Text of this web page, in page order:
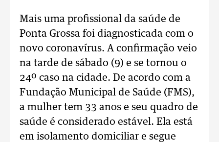
Mais uma profissional da saúde de
Ponta Grossa foi diagnosticada com o
novo coronavírus. A confirmação veio
na tarde de sábado (9) e se tornou o
24º caso na cidade. De acordo com a
Fundação Municipal de Saúde (FMS),
a mulher tem 33 anos e seu quadro de
saúde é considerado estável. Ela está
em isolamento domiciliar e segue